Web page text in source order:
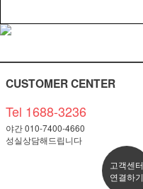
CUSTOMER CENTER
Tel 1688-3236
야간 010-7400-4660
성실상담해드립니다
고객센터
연결하기